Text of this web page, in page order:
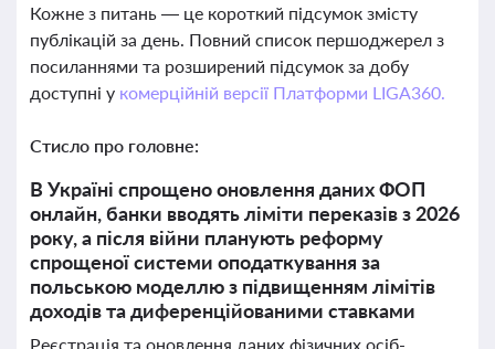
Кожне з питань — це короткий підсумок змісту
публікацій за день. Повний список першоджерел з
посиланнями та розширений підсумок за добу
доступні у комерційній версії Платформи LIGA360.
Стисло про головне:
В Україні спрощено оновлення даних ФОП
онлайн, банки вводять ліміти переказів з 2026
року, а після війни планують реформу
спрощеної системи оподаткування за
польською моделлю з підвищенням лімітів
доходів та диференційованими ставками
Реєстрація та оновлення даних фізичних осіб-